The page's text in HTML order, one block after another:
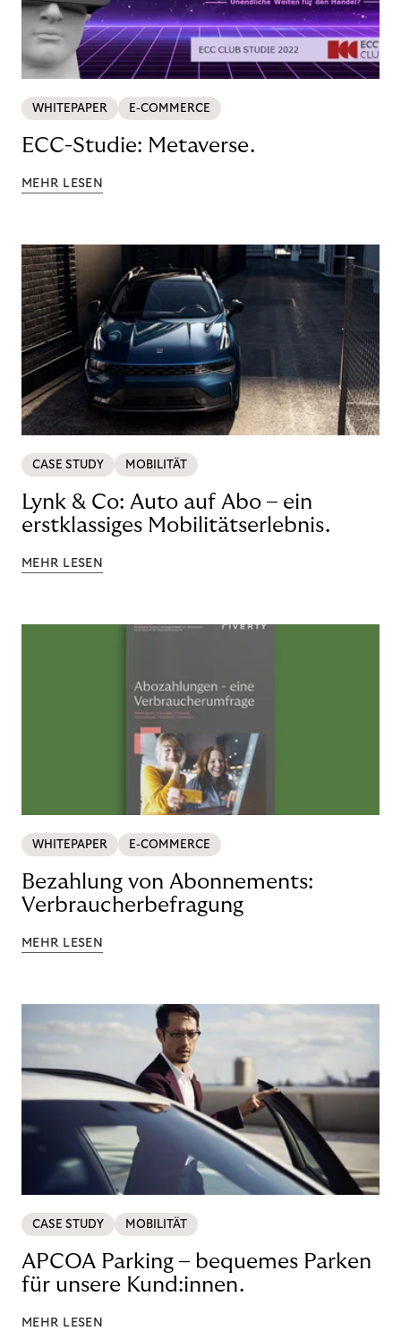
WHITEPAPER E-COMMERCE
ECC-Studie: Metaverse.
MEHR LESEN
CASE STUDY MOBILITÄT
Lynk & Co: Auto auf Abo – ein
erstklassiges Mobilitätserlebnis.
MEHR LESEN
WHITEPAPER E-COMMERCE
Bezahlung von Abonnements:
Verbraucherbefragung
MEHR LESEN
CASE STUDY MOBILITÄT
APCOA Parking – bequemes Parken
für unsere Kund:innen.
MEHR LESEN